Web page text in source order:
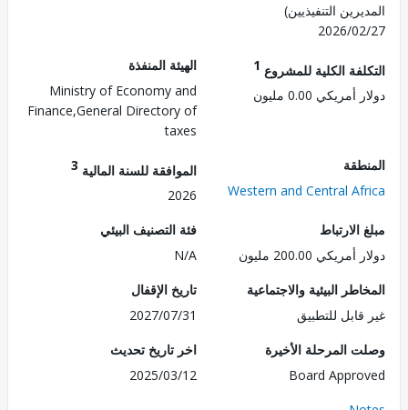
التنفيذيين)
2026/
الكلية للمشروع1
0.00 مليون
الهيئة المنفذة
Ministry of Economy and
Finance,General Directory of
Western and Central
الموافقة للسنة المالية3
2026
200.00 مليون
فئة التصنيف البيئي
N/A
البيئية والاجتماعية
للتطبيق
تاريخ الإقفال
2027/07/31
المرحلة الأخيرة
Board
اخر تاريخ تحديث
2025/03/12